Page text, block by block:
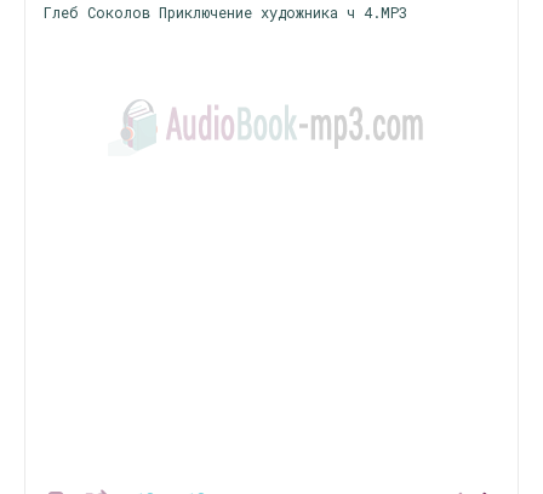
Глеб Соколов Приключение художника ч 4.MP3